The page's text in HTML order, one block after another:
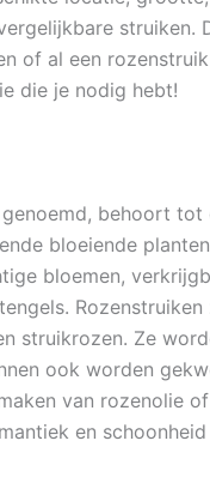
struiken.
of al een
die je nodig hebt!
behoort tot
bloeiende
bloemen,
struikrozen. Ze
ook worden
van rozenolie
en